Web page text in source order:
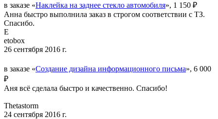
в заказе «Наклейка на заднее стекло автомобиля», 1 150 ₽
Анна быстро выполнила заказ в строгом соответствии с ТЗ.
Спасибо.
E
etobox
26 сентября 2016 г.
в заказе «Создание дизайна информационного письма», 6 000
₽
Аня всё сделала быстро и качественно. Спасибо!
Thetastorm
24 сентября 2016 г.